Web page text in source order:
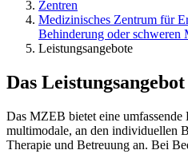
Zentren
Medizinisches Zentrum für
Behinderung oder schweren
Leistungsangebote
Das Leistungsangebot
Das MZEB bietet eine umfassende
multimodale, an den individuellen
Therapie und Betreuung an. Bei